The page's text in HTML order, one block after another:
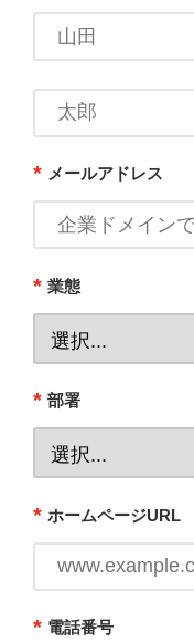
* メールアドレス
* 業態
* 部署
* ホームページURL
* 電話番号